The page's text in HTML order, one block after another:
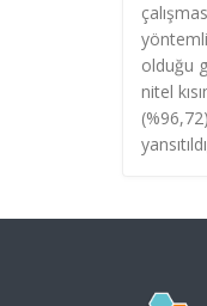
olduğu
nitel